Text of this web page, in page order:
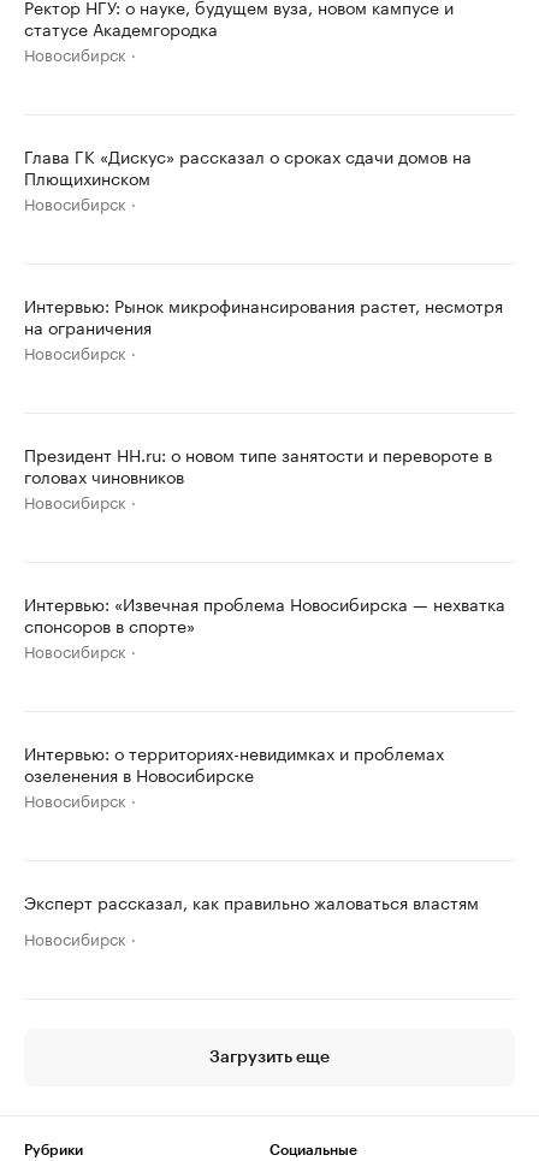
Ректор НГУ: о науке, будущем вуза, новом кампусе и
статусе Академгородка
Новосибирск
Глава ГК «Дискус» рассказал о сроках сдачи домов на
Плющихинском
Новосибирск
Интервью: Рынок микрофинансирования растет, несмотря
на ограничения
Новосибирск
Президент HH.ru: о новом типе занятости и перевороте в
головах чиновников
Новосибирск
Интервью: «Извечная проблема Новосибирска — нехватка
спонсоров в спорте»
Новосибирск
Интервью: о территориях-невидимках и проблемах
озеленения в Новосибирске
Новосибирск
Эксперт рассказал, как правильно жаловаться властям
Новосибирск
Загрузить еще
Рубрики
Социальные